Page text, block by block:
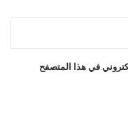
في هذا المتصفح